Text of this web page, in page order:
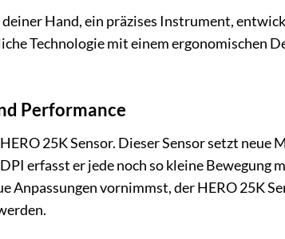
Hand, ein präzises Instrument,
Technologie mit einem ergonomischen
Performance
25K Sensor. Dieser Sensor setzt neue
erfasst er jede noch so kleine Bewegung
Anpassungen vornimmst, der HERO 25K